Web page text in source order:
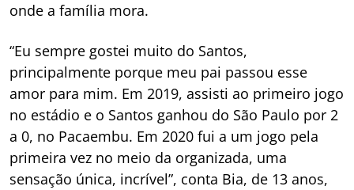
onde a família mora.
“Eu sempre gostei muito do Santos,
principalmente porque meu pai passou esse
amor para mim. Em 2019, assisti ao primeiro jogo
no estádio e o Santos ganhou do São Paulo por 2
a 0, no Pacaembu. Em 2020 fui a um jogo pela
primeira vez no meio da organizada, uma
sensação única, incrível”, conta Bia, de 13 anos,